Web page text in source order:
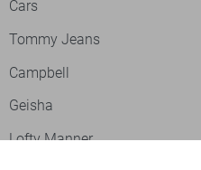
Cars
Tommy Jeans
Campbell
Geisha
Lofty Manner